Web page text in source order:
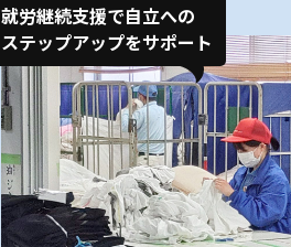
就労継続支援で自立への
ステップアップをサポート